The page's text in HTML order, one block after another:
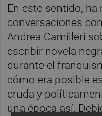
En este sentido, ha
conversaciones
Andrea Camilleri
escribir novela
durante el
cómo era posible
cruda y
una época así.